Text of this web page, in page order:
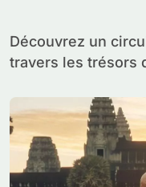
anciens
Découvrez un circuit captivant de 7 jours à
travers les trésors